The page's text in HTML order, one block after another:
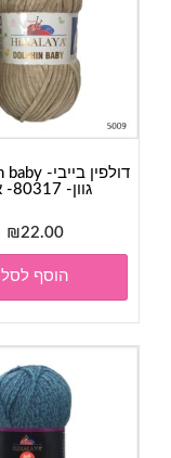
גוון- 80317- אבן
₪22.00
הוסף לסל